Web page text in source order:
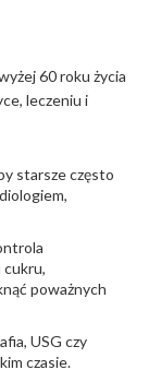
60 roku życia
leczeniu i
starsze często
poważnych
USG czy
czasie.